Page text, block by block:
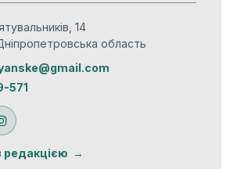
14
область
571
редакцією